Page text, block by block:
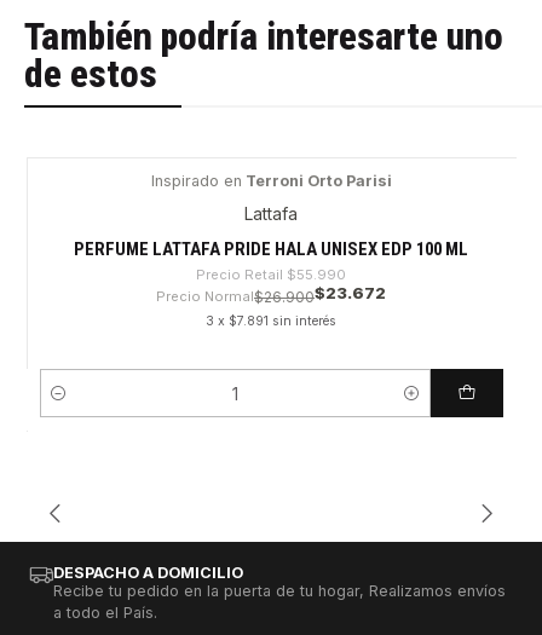
También podría interesarte uno
de estos
Inspirado en Terroni Orto Parisi
Lattafa
PERFUME LATTAFA PRIDE HALA UNISEX EDP 100 ML
Precio Retail $55.990
Precio Normal$26.900$23.672
3 x $7.891 sin interés
Cantidad
DESPACHO A DOMICILIO
Recibe tu pedido en la puerta de tu hogar, Realizamos envíos
a todo el País.